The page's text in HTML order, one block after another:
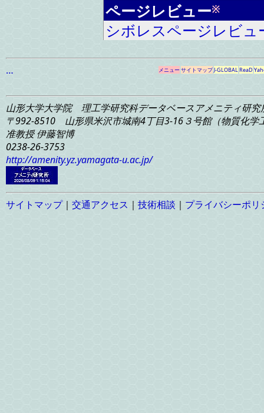
ページレビュー※
シボレスページレビ
… メニューサイトマップJ-GLOBALReaD
山形大学大学院 理工学研究科データベースアメニティ研究
〒992-8510 山形県米沢市城南4丁目3-16３号館（物質化学
准教授 伊藤智博
0238-26-3753
http://amenity.yz.yamagata-u.ac.jp/
サイトマップ｜ 交通アクセス ｜ 技術相談 ｜ プライバシーポリ